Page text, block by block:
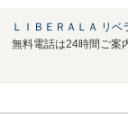
ＬＩＢＥＲＡＬＡ リベ